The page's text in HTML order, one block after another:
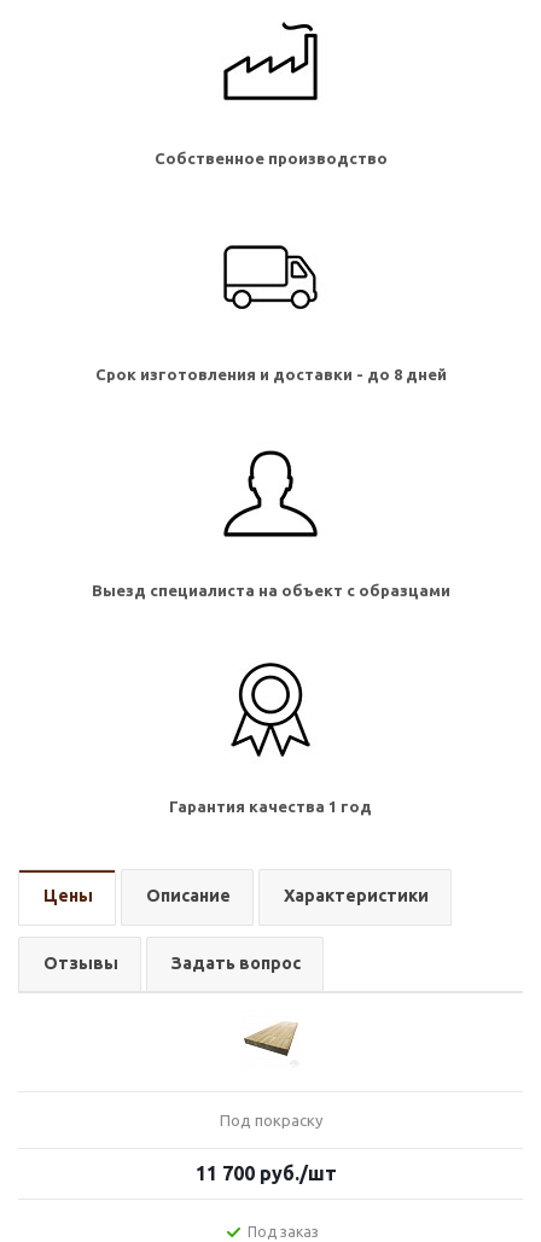
Собственное производство
Срок изготовления и доставки - до 8 дней
Выезд специалиста на объект с образцами
Гарантия качества 1 год
Цены Описание Характеристики
Отзывы Задать вопрос
Под покраску
11 700 руб./шт
Под заказ